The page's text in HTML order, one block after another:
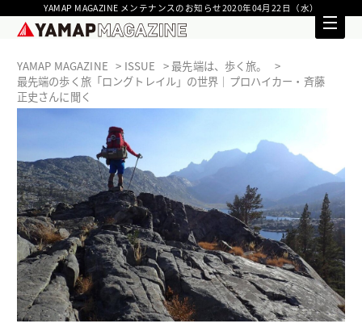
YAMAP MAGAZINE メンテナンスのお知らせ2020年04月22日（水）
YAMAP MAGAZINE ISSUE
最先端は、歩く旅。
最先端の歩く旅「ロングトレイル」の世界｜プロハイカー・斉藤
正史さんに聞く